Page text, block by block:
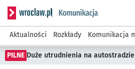
Serwis informacyjny wroclaw.pl
Aktualności Rozkłady Komunikacja
PILNE Duże utrudnienia na